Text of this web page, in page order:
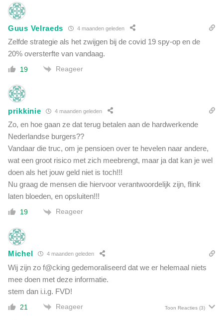
Guus Velraeds 4 maanden geleden
Zelfde strategie als het zwijgen bij de covid 19 spy-op en de
20% oversterfte van vandaag.
19 Reageer
prikkinie 4 maanden geleden
Zo, en hoe gaan ze dat terug betalen aan de hardwerkende
Nederlandse burgers??
Vandaar die truc, om je pensioen over te hevelen naar andere,
wat een groot risico met zich meebrengt, maar ja dat kan je wel
doen als het jouw geld niet is toch!!!
Nu graag de mensen die hiervoor verantwoordelijk zijn, flink
laten bloeden, en opsluiten!!!
19 Reageer
Michel 4 maanden geleden
Wij zijn zo f@cking gedemoraliseerd dat we er helemaal niets
mee doen met deze informatie.
stem dan i.i.g. FVD!
21 Reageer Toon Reacties (3)